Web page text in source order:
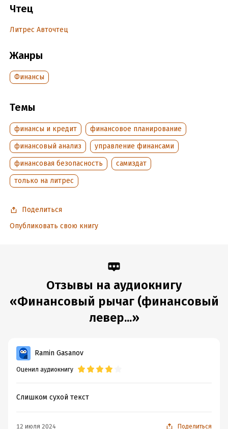
предложенный материал, а для слушателей - освоить
полезно для широкого круга читателей.
Подробная информация
Дата написания:
Дата поступления:
Чтец
Литрес Авточтец
Жанры
Финансы
Темы
финансы и кредит
финансовое планирование
финансовый анализ
управление финансами
финансовая безопасность
самиздат
только на литрес
Поделиться
Опубликовать свою книгу
Отзывы на аудиокнигу
«Финансовый рычаг (финансовый
левер...»
Ramin Gasanov
Оценил аудиокнигу
Слишком сухой текст
12 июля 2024 Поделиться